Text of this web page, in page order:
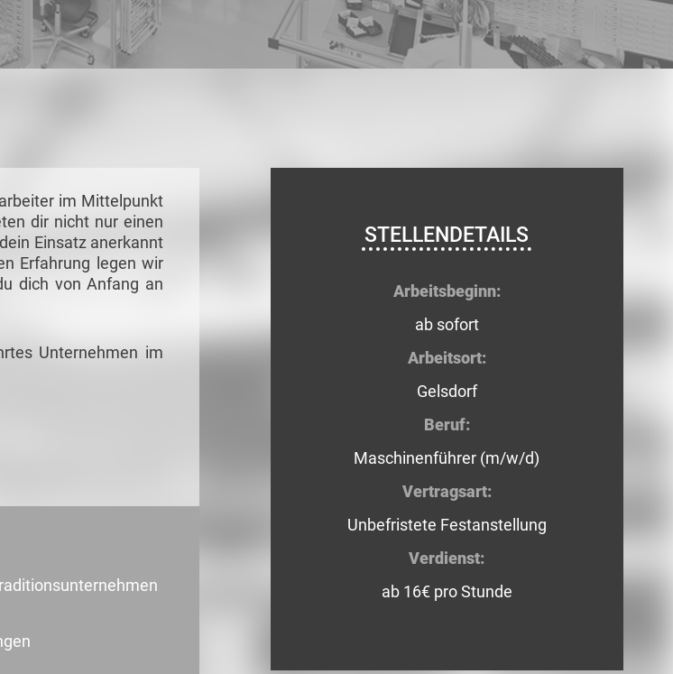
im Mittelpunkt
dir nicht nur einen
Einsatz anerkannt
Erfahrung legen wir
dich von Anfang an
Unternehmen im
STELLENDETAILS
Arbeitsbeginn:
ab sofort
Arbeitsort:
Gelsdorf
Beruf:
Maschinenführer (m/w/d)
Vertragsart:
Unbefristete Festanstellung
Verdienst:
ab 16€ pro Stunde